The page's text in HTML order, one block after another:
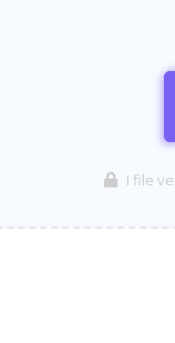
I file